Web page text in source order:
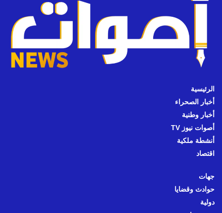
الرئيسية
أخبار الصحراء
أخبار وطنية
أصوات نيوز TV
أنشطة ملكية
اقتصاد
جهات
حوادث وقضايا
دولية